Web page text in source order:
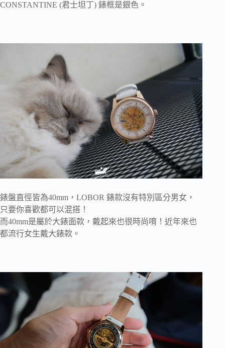
CONSTANTINE (君士坦丁) 錶框是銀色。
錶盤直徑皆為40mm，LOBOR 錶款沒有特別區分男女，
只要你喜歡都可以混搭！
而40mm是屬於大錶面款，戴起來也很時尚唷！近年來也
都流行女生戴大錶款。